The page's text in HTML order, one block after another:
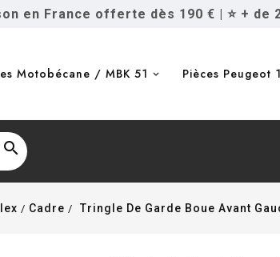
en France offerte dès 190 € | ⭐ + de
Motobécane / MBK 51 Pièces Peugeot

Cadre Tringle De Garde Boue Avant